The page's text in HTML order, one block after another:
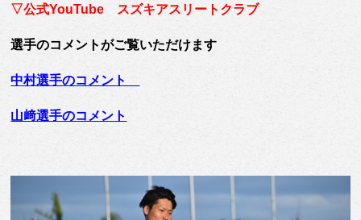
▽公式YouTube スズキアスリートクラブ
選手のコメントがご覧いただけます
中村選手のコメント
山﨑選手のコメント